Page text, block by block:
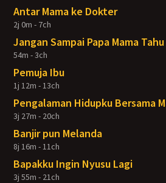
Antar Mama ke Dokter
2j 0m - 7ch
Jangan Sampai Papa Mama
54m - 3ch
Pemuja Ibu
1j 12m - 13ch
Pengalaman Hidupku Bersama
3j 27m - 20ch
Banjir pun Melanda
8j 16m - 11ch
Bapakku Ingin Nyusu Lagi
3j 55m - 21ch